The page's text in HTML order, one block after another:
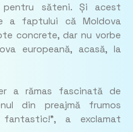
pentru săteni. Și acest
a faptului că Moldova
concrete, dar nu vorbe
europeană, acasă, la
a rămas fascinată de
din preajmă frumos
a exclamat